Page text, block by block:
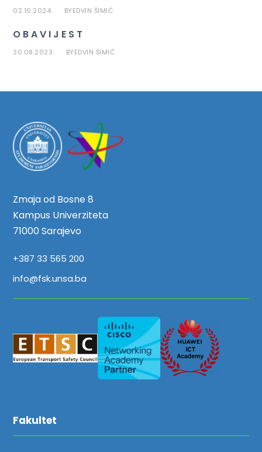
02.10.2024. BYEDVIN ŠIMIĆ
O B A V I J E S T
30.08.2023. BYEDVIN ŠIMIĆ
Zmaja od Bosne 8
Kampus Univerziteta
71000 Sarajevo
+387 33 565 200
info@fsk.unsa.ba
Fakultet